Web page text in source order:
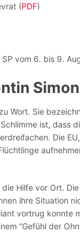
(PDF)
vom 6. bis 9.
Wort. Sie
ist, dass
Die
Hilfe vor Ort.
ihre Situation
vortrug konnte
“Gefühl der